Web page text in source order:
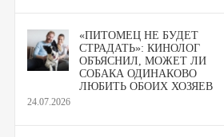
«ПИТОМЕЦ НЕ БУДЕТ
СТРАДАТЬ»: КИНОЛОГ
ОБЪЯСНИЛ, МОЖЕТ ЛИ
СОБАКА ОДИНАКОВО
ЛЮБИТЬ ОБОИХ ХОЗЯЕВ
24.07.2026